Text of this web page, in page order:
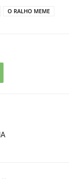
O RALHO MEME